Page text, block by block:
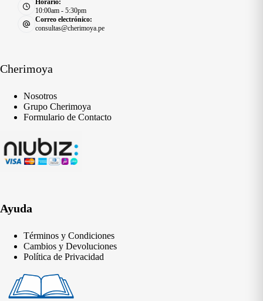
Horario:
10:00am - 5:30pm
Correo electrónico:
consultas@cherimoya.pe
Cherimoya
Nosotros
Grupo Cherimoya
Formulario de Contacto
Ayuda
Términos y Condiciones
Cambios y Devoluciones
Política de Privacidad